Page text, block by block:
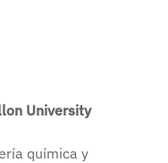
University
química y